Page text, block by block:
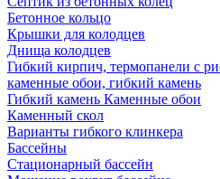
Бетонное кольцо
Крышки для колодцев
Днища колодцев
Гибкий кирпич, термопанели с
каменные обои, гибкий камень
Гибкий камень Каменные обои
Каменный скол
Варианты гибкого клинкера
Бассейны
Стационарный бассейн